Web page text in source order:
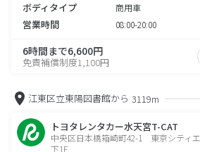
ボディタイプ 商用車
営業時間 08:00-20:00
6時間まで6,600円
免責補償制度1,100円
江東区立東陽図書館から 3119m
トヨタレンタカー水天宮T-CAT
中央区日本橋箱崎町42-1 東京シティ
下1F